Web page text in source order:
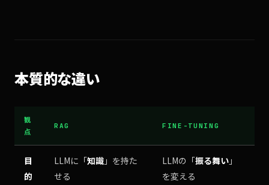
本質的な違い
観
点
RAG FINE-TUNING
目
的
LLMに「知識 」を持た
せる
LLMの「振る舞い 」
を変える